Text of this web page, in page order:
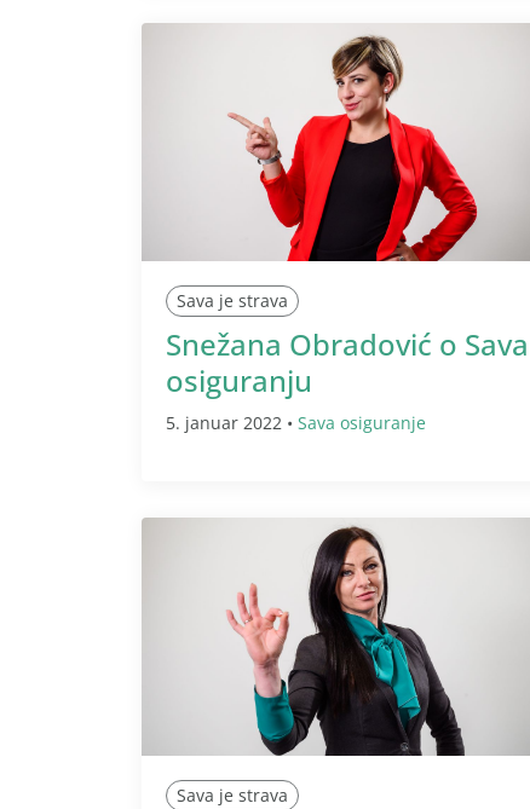
Sava je strava
Snežana Obradović o Sava
osiguranju
5. januar 2022 • Sava osiguranje
Sava je strava